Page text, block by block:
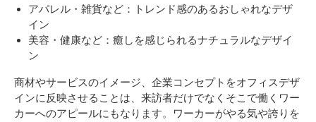
アパレル・雑貨など：トレンド感のあるおしゃれなデザ
イン
美容・健康など：癒しを感じられるナチュラルなデザイ
ン
商材やサービスのイメージ、企業コンセプトをオフィスデザ
インに反映させることは、来訪者だけでなくそこで働くワー
カーへのアピールにもなります。ワーカーがやる気や誇りを